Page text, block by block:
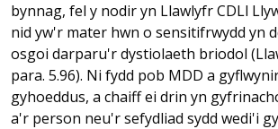
bynnag, fel y nodir yn Llawlyfr CDLl
nid yw'r mater hwn o sensitifrwydd yn
osgoi darparu'r dystiolaeth briodol
para. 5.96). Ni fydd pob MDD a
gyhoeddus, a chaiff ei drin yn
a'r person neu'r sefydliad sydd wedi'i